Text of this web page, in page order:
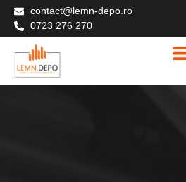
contact@lemn-depo.ro
0723 276 270